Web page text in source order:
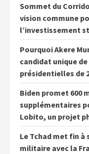
Sommet du
vision commune
l’investissement
Pourquoi Akere
candidat unique
présidentielles de
Biden promet 600
supplémentaires
Lobito, un projet
Le Tchad met fin
militaire avec la